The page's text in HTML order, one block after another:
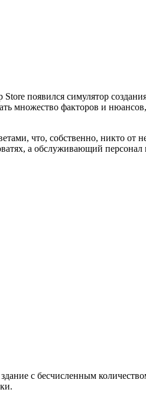
появился симулятор
множество факторов и
что, собственно, никто от
а обслуживающий персонал
с бесчисленным